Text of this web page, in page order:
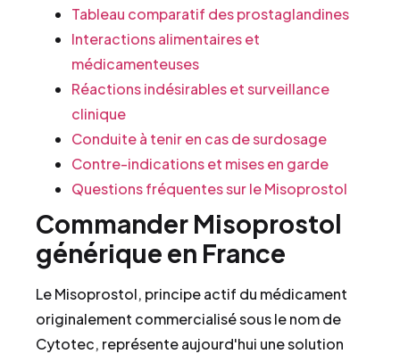
Tableau comparatif des prostaglandines
Interactions alimentaires et
médicamenteuses
Réactions indésirables et surveillance
clinique
Conduite à tenir en cas de surdosage
Contre-indications et mises en garde
Questions fréquentes sur le Misoprostol
Commander Misoprostol
générique en France
Le Misoprostol, principe actif du médicament
originalement commercialisé sous le nom de
Cytotec, représente aujourd'hui une solution